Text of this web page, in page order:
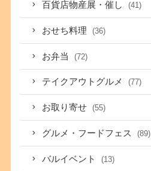
百貨店物産展・催し (41)
おせち料理 (36)
お弁当 (72)
テイクアウトグルメ (77)
お取り寄せ (55)
グルメ・フードフェス (89)
バルイベント (13)